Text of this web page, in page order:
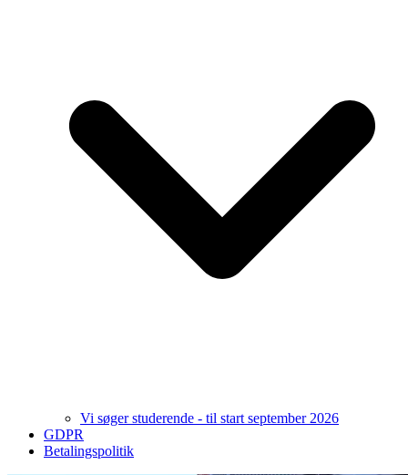
Vi søger studerende - til start september 2026
GDPR
Betalingspolitik